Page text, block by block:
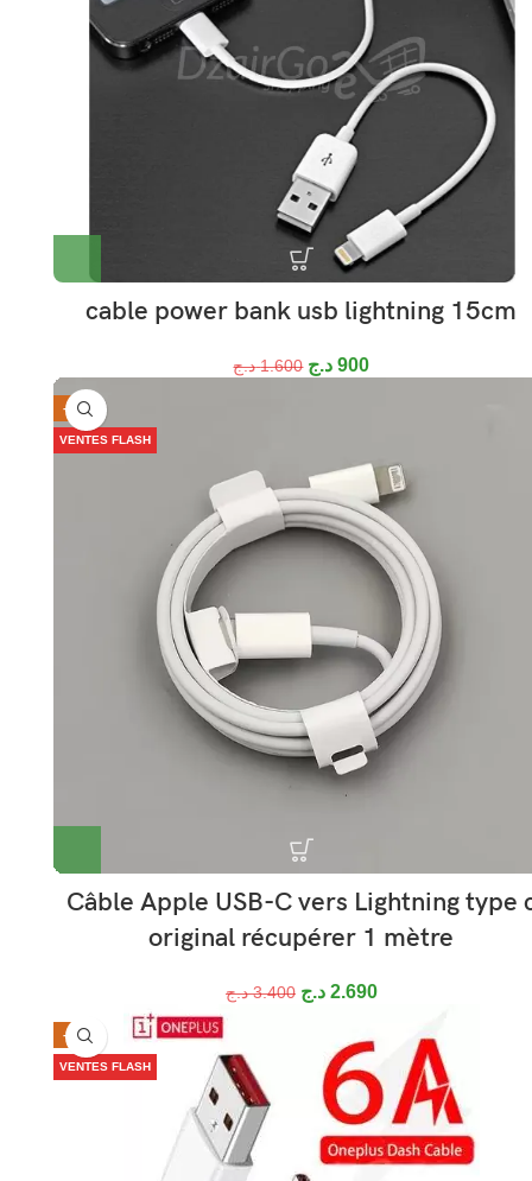
cable power bank usb lightning 15cm
1.600 د.ج 900 د.ج
-21%
VENTES FLASH
Câble Apple USB-C vers Lightning type
original récupérer 1 mètre
3.400 د.ج 2.690 د.ج
-29%
VENTES FLASH